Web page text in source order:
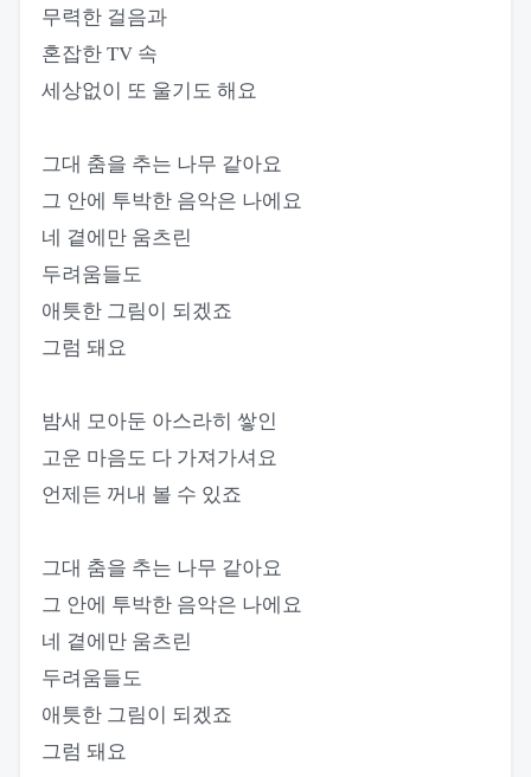
무력한 걸음과
혼잡한 TV 속
세상없이 또 울기도 해요
그대 춤을 추는 나무 같아요
그 안에 투박한 음악은 나에요
네 곁에만 움츠린
두려움들도
애틋한 그림이 되겠죠
그럼 돼요
밤새 모아둔 아스라히 쌓인
고운 마음도 다 가져가셔요
언제든 꺼내 볼 수 있죠
그대 춤을 추는 나무 같아요
그 안에 투박한 음악은 나에요
네 곁에만 움츠린
두려움들도
애틋한 그림이 되겠죠
그럼 돼요